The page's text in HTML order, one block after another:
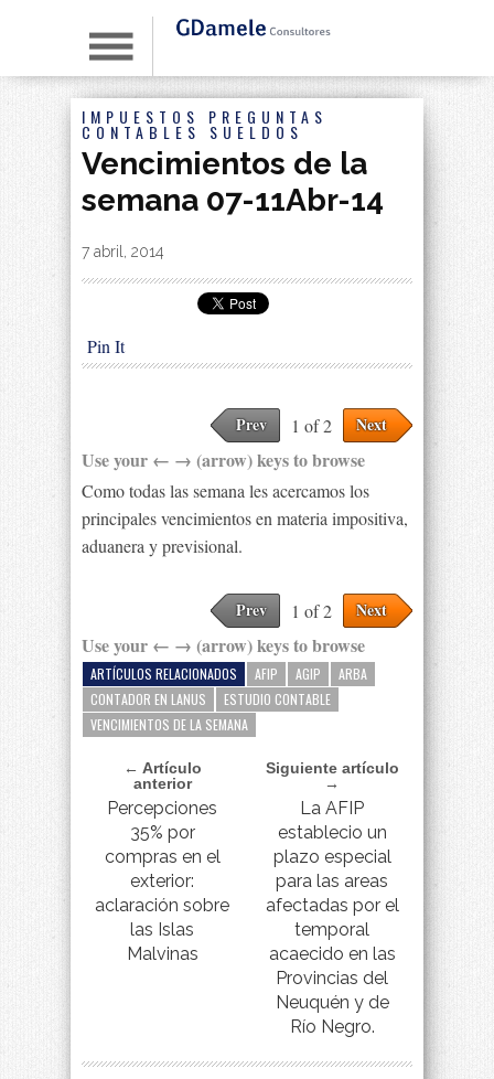
IMPUESTOS PREGUNTAS
CONTABLES SUELDOS
Vencimientos de la
semana 07-11Abr-14
By|
7 abril, 2014
Pin It
Prev 1 of 2 Next
Use your ← → (arrow) keys to browse
Como todas las semana les acercamos los
principales vencimientos en materia impositiva,
aduanera y previsional.
Prev 1 of 2 Next
Use your ← → (arrow) keys to browse
ARTÍCULOS RELACIONADOS AFIP AGIP
ARBA
CONTADOR EN LANUS
ESTUDIO CONTABLE
VENCIMIENTOS DE LA SEMANA
← Artículo
anterior
Percepciones
35% por
compras en el
exterior:
aclaración sobre
las Islas
Malvinas
Siguiente artículo
→
La AFIP
establecio un
plazo especial
para las areas
afectadas por el
temporal
acaecido en las
Provincias del
Neuquén y de
Río Negro.